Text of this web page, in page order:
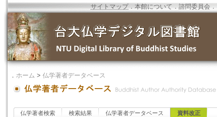
サイトマップ．本館について ．諮問委員会 ．
． ホーム > 仏学著者データベース
仏学著者検索 検索結果 仏学著者データベース 資料改正